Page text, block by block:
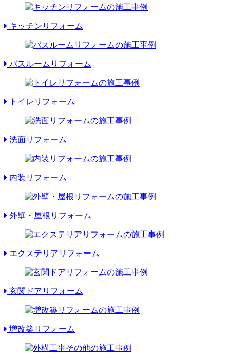
キッチンリフォーム
バスルームリフォーム
トイレリフォーム
洗面リフォーム
内装リフォーム
外壁・屋根リフォーム
エクステリアリフォーム
玄関ドアリフォーム
増改築リフォーム